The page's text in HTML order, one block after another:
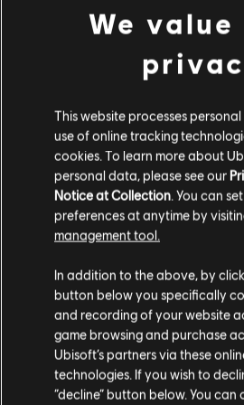
BARCOS Y
DE
Este mapa de mundo abierto está
exploración naval es un aspecto
barco será personalizable y, a medida
podrás conseguir mejoras adicionales.
El combate naval se centra en las
enfrentamiento intensivo, y las batallas
aumento de la movilidad de las naves
bruscos y dar acelerones para
adversario partiendo su barco en dos.
eliminar a los supervivientes, lo que te
oportunidades de saqueo. Destruir un
garantiza la obtención de más
We value
This website processes
use of online tracking
cookies. To learn more about
personal data, please see our
Notice at Collection . You can
preferences at anytime by
management tool.
In addition to the above, by
button below you specifically
and recording of your website
game browsing and purchase
Ubisoft’s partners via these
technologies. If you wish to
“decline” button below. You can